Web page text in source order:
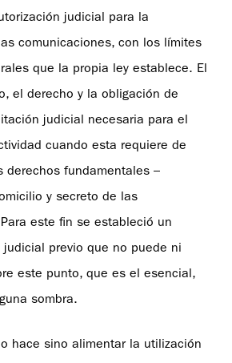
judicial para la
comunicaciones, con los límites
que la propia ley establece. El
el derecho y la obligación de
judicial necesaria para el
cuando esta requiere de
derechos fundamentales –
y secreto de las
este fin se estableció un
previo que no puede ni
este punto, que es el esencial,
sombra.
hace sino alimentar la utilización